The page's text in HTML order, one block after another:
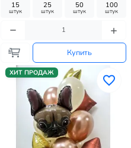
15
штук
25
штук
50
штук
100
штук
Купить
ХИТ ПРОДАЖ